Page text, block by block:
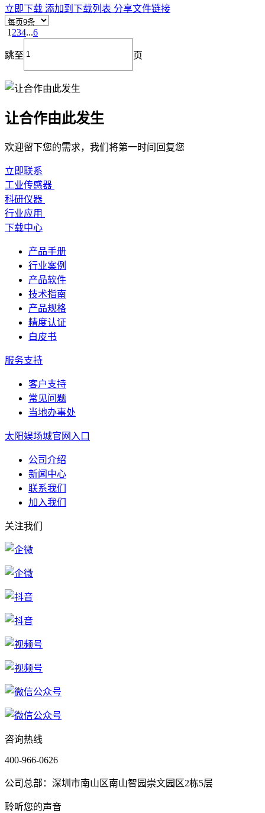
立即下载 添加到下载列表 分享文件链接
1 234...6
跳至 页
让合作由此发生
欢迎留下您的需求，我们将第一时间回复您
立即联系
工业传感器
科研仪器
行业应用
下载中心
产品手册
行业案例
产品软件
技术指南
产品规格
精度认证
白皮书
服务支持
客户支持
常见问题
当地办事处
太阳娱场城官网入口
公司介绍
新闻中心
联系我们
加入我们
关注我们
咨询热线
400-966-0626
公司总部：深圳市南山区南山智园崇文园区2栋5层
聆听您的声音